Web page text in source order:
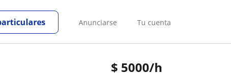
Anunciarse Tu cuenta
$ 5000/h